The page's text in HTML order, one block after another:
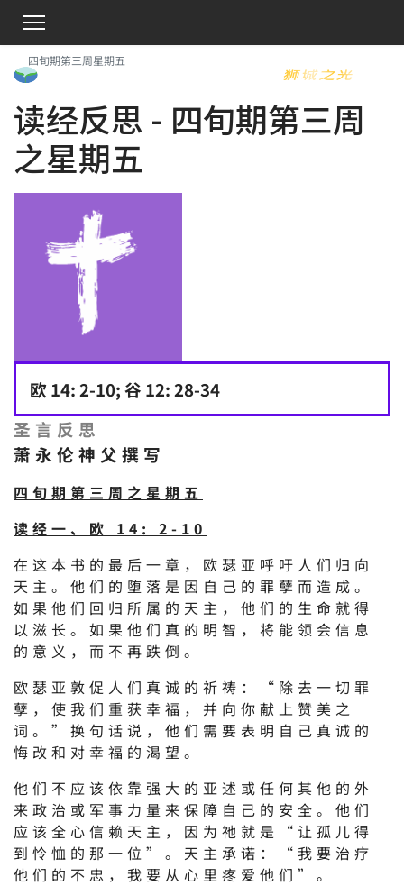
四旬期第三周星期五
读经反思 - 四旬期第三周
之星期五
欧 14: 2-10; 谷 12: 28-34
圣言反思
萧永伦神父撰写
四旬期第三周之星期五
读经一、欧 14: 2-10
在这本书的最后一章，欧瑟亚呼吁人们归向
天主。他们的堕落是因自己的罪孽而造成。
如果他们回归所属的天主，他们的生命就得
以滋长。如果他们真的明智，将能领会信息
的意义，而不再跌倒。
欧瑟亚敦促人们真诚的祈祷：“除去一切罪
孽，使我们重获幸福，并向你献上赞美之
词。”换句话说，他们需要表明自己真诚的
悔改和对幸福的渴望。
他们不应该依靠强大的亚述或任何其他的外
来政治或军事力量来保障自己的安全。他们
应该全心信赖天主，因为祂就是“让孤儿得
到怜恤的那一位”。天主承诺：“我要治疗
他们的不忠，我要从心里疼爱他们”。